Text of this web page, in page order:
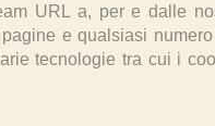
URL a, per e dalle
e qualsiasi
tecnologie tra cui i